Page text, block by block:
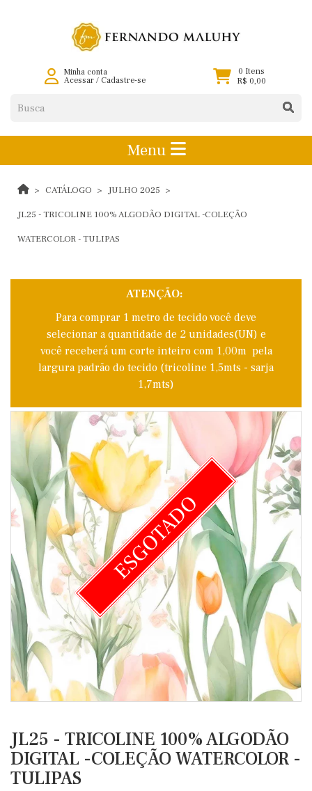
Minha conta
Acessar/ Cadastre-se
0 Itens
R$ 0,00
Menu
CATÁLOGO JULHO 2025
JL25 - TRICOLINE 100% ALGODÃO DIGITAL -COLEÇÃO
WATERCOLOR - TULIPAS
ATENÇÃO:
Para comprar 1 metro de tecido você deve
selecionar a quantidade de 2 unidades(UN) e
você receberá um corte inteiro com 1,00m pela
largura padrão do tecido (tricoline 1,5mts - sarja
1,7mts)
ESGOTADO
JL25 - TRICOLINE 100% ALGODÃO
DIGITAL -COLEÇÃO WATERCOLOR -
TULIPAS